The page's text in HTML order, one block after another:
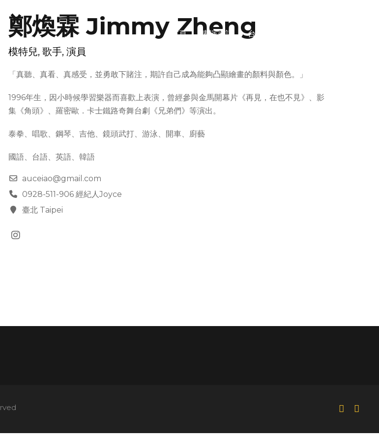
首頁 表演筆記 台北 Meisner Studio
鄭煥霖 Jimmy Zheng
模特兒, 歌手, 演員
「真聽、真看、真感受，並勇敢下賭注，期許自己成為能夠凸顯繪畫的顏料與顏色。」
1996年生，因小時候學習樂器而喜歡上表演，曾經參與金馬開幕片《再見，在也不見》、影
集《角頭》、羅密歐．卡士鐵路奇舞台劇《兄弟們》等演出。
泰拳、唱歌、鋼琴、吉他、鏡頭武打、游泳、開車、廚藝
國語、台語、英語、韓語
auceiao@gmail.com
0928-511-906 經紀人Joyce
臺北 Taipei